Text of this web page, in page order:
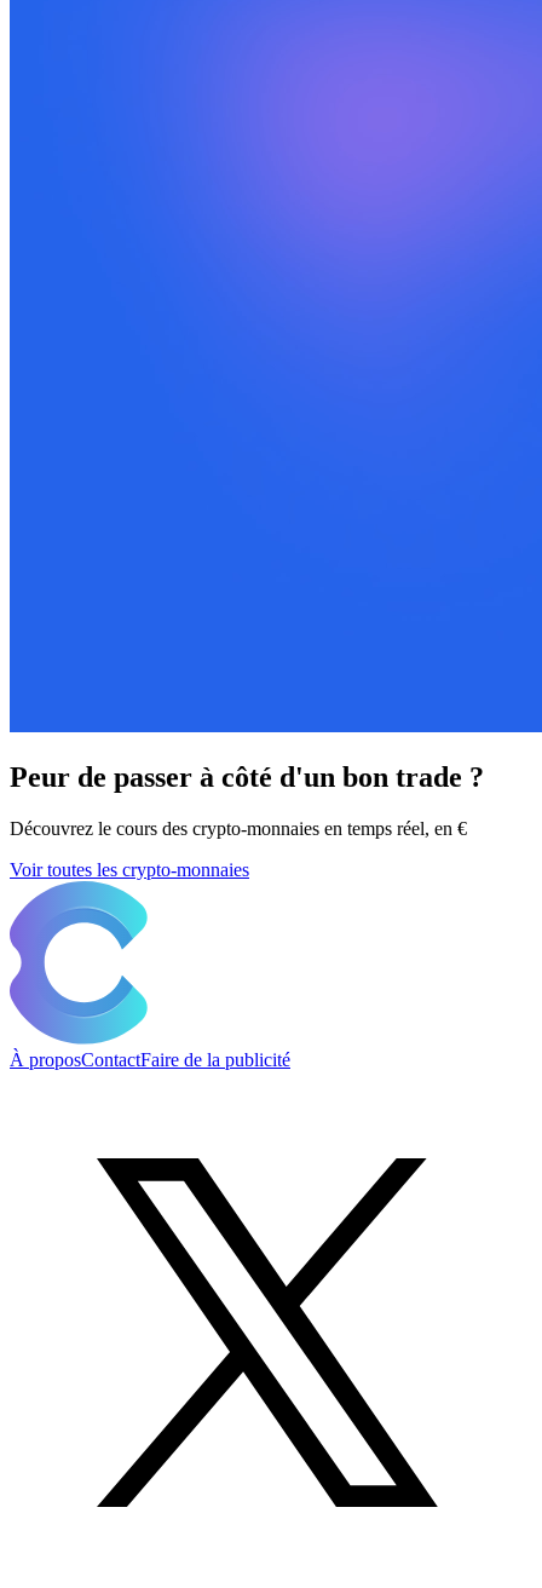
Peur de passer à côté d'un bon trade ?
Découvrez le cours des crypto-monnaies en temps réel, en €
Voir toutes les crypto-monnaies
À proposContactFaire de la publicité